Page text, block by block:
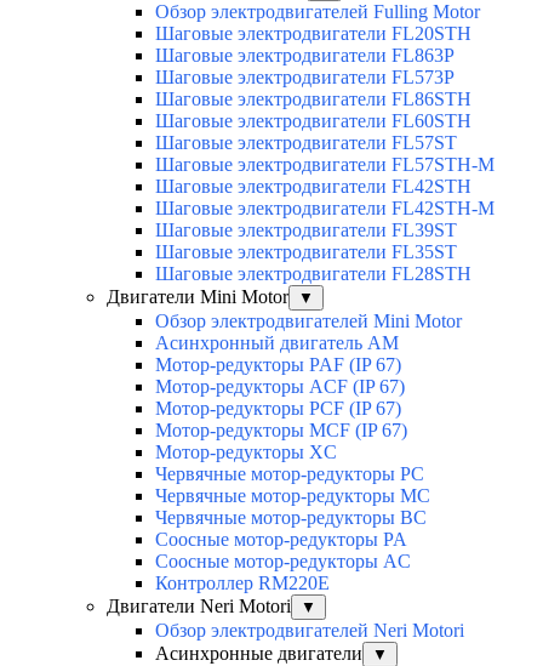
Обзор электродвигателей Fulling Motor
Шаговые электродвигатели FL20STH
Шаговые электродвигатели FL863P
Шаговые электродвигатели FL573P
Шаговые электродвигатели FL86STH
Шаговые электродвигатели FL60STH
Шаговые электродвигатели FL57ST
Шаговые электродвигатели FL57STH-M
Шаговые электродвигатели FL42STH
Шаговые электродвигатели FL42STH-M
Шаговые электродвигатели FL39ST
Шаговые электродвигатели FL35ST
Шаговые электродвигатели FL28STH
Двигатели Mini Motor
▼
Обзор электродвигателей Mini Motor
Асинхронный двигатель AM
Мотор-редукторы PAF (IP 67)
Мотор-редукторы ACF (IP 67)
Мотор-редукторы PCF (IP 67)
Мотор-редукторы MCF (IP 67)
Мотор-редукторы XC
Червячные мотор-редукторы PC
Червячные мотор-редукторы MC
Червячные мотор-редукторы BC
Соосные мотор-редукторы PA
Соосные мотор-редукторы AC
Контроллер RM220E
Двигатели Neri Motori
▼
Обзор электродвигателей Neri Motori
Асинхронные двигатели
▼